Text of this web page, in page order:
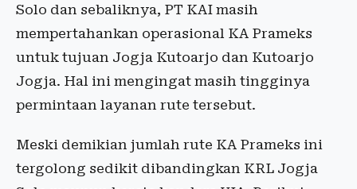
Solo dan sebaliknya, PT KAI masih
mempertahankan operasional KA Prameks
untuk tujuan Jogja Kutoarjo dan Kutoarjo
Jogja. Hal ini mengingat masih tingginya
permintaan layanan rute tersebut.
Meski demikian jumlah rute KA Prameks ini
tergolong sedikit dibandingkan KRL Jogja